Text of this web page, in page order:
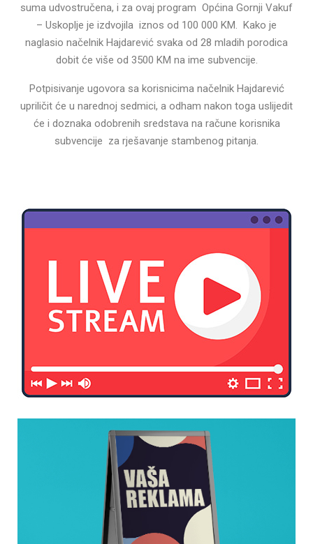
suma udvostručena, i za ovaj program Općina Gornji Vakuf
– Uskoplje je izdvojila iznos od 100 000 KM. Kako je
naglasio načelnik Hajdarević svaka od 28 mladih porodica
dobit će više od 3500 KM na ime subvencije.
Potpisivanje ugovora sa korisnicima načelnik Hajdarević
upriličit će u narednoj sedmici, a odham nakon toga uslijedit
će i doznaka odobrenih sredstava na račune korisnika
subvencije za rješavanje stambenog pitanja.